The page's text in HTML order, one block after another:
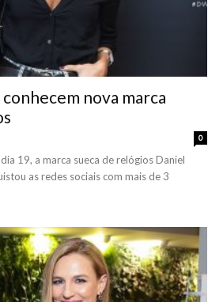
nova marca
0
19, a marca sueca de relógios Daniel
as redes sociais com mais de 3